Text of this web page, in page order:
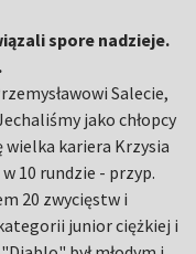
spore nadzieje.
Salecie,
jako chłopcy
wielka kariera Krzysia
10 rundzie - przyp.
20 zwycięstw i
junior ciężkiej i